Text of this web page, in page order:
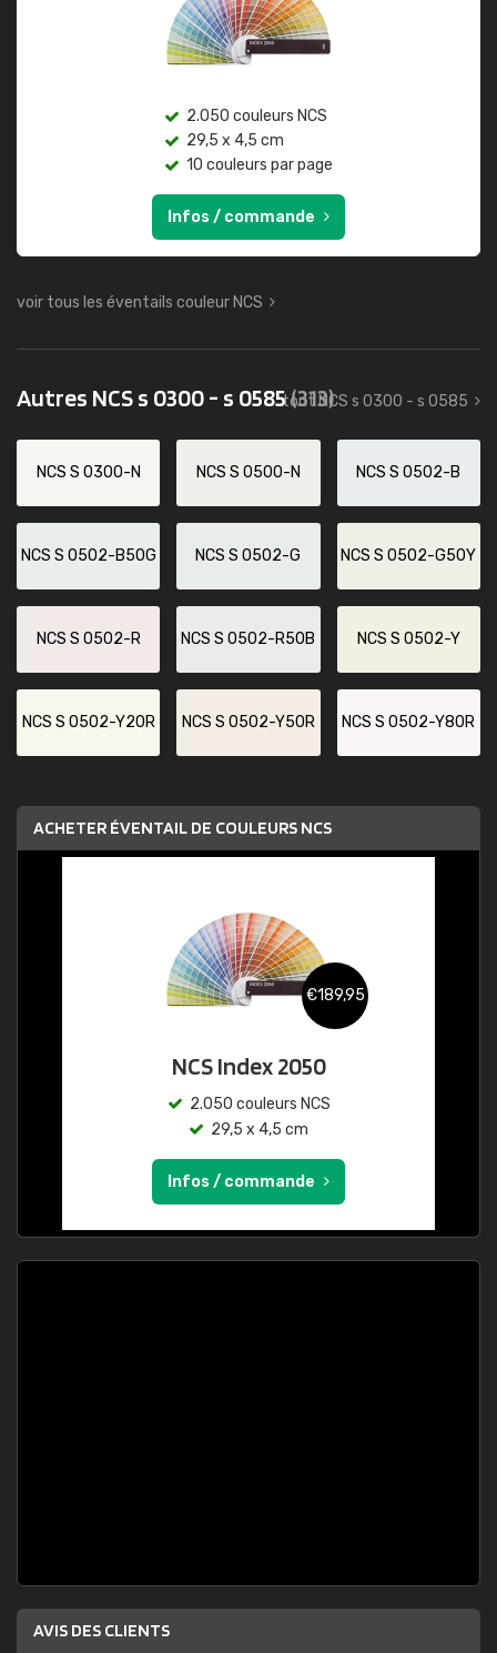
2.050 couleurs NCS
29,5 x 4,5 cm
10 couleurs par page
Infos / commande
voir tous les éventails couleur NCS
Autres NCS s 0300 - s 0585(313)
tout NCS s 0300 - s 0585
NCS S 0300-N NCS S 0500-N NCS S 0502-B
NCS S 0502-B50G NCS S 0502-G NCS S 0502-G50Y
NCS S 0502-R NCS S 0502-R50B NCS S 0502-Y
NCS S 0502-Y20R NCS S 0502-Y50R NCS S 0502-Y80R
ACHETER ÉVENTAIL DE COULEURS NCS
€189,95
NCS Index 2050
2.050 couleurs NCS
29,5 x 4,5 cm
Infos / commande
AVIS DES CLIENTS